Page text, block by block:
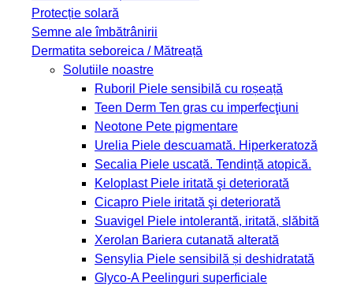
Protecție solară
Semne ale îmbătrânirii
Dermatita seboreica / Mătreață
Solutiile noastre
Ruboril
Piele sensibilă cu roșeață
Teen Derm Ten gras cu imperfecţiuni
Neotone Pete pigmentare
Urelia Piele descuamată. Hiperkeratoză
Secalia Piele uscată. Tendință atopică.
Keloplast Piele iritată şi deteriorată
Cicapro Piele iritată şi deteriorată
Suavigel Piele intolerantă, iritată, slăbită
Xerolan Bariera cutanată alterată
Sensylia Piele sensibilă și deshidratată
Glyco-A Peelinguri superficiale